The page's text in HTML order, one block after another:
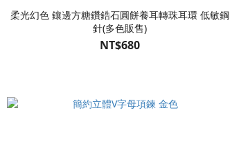
柔光幻色 鑲邊方糖鑽鋯石圓餅養耳轉珠耳環 低敏鋼
針(多色販售)
NT$680